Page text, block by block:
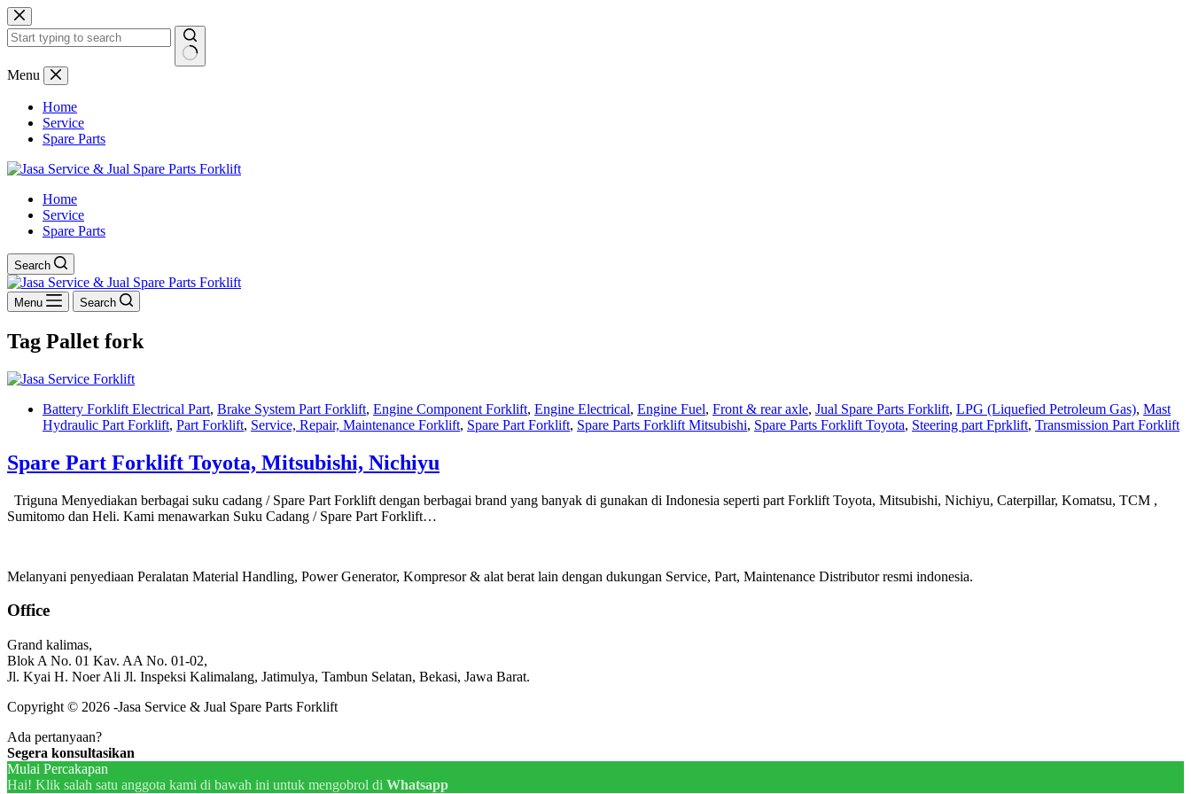
Skip
to
content
No
Menu
Home
Service
Spare Parts
Home
Service
Spare Parts
Search
Menu Search
Tag Pallet fork
Battery Forklift Electrical Part, Brake System Part Forklift, Engine Component Forklift, Engine Electrical, Engine Fuel, Front & rear axle, Jual Spare Parts Forklift, LPG (Liquefied Petroleum Gas), Mast
Hydraulic Part Forklift, Part Forklift, Service, Repair, Maintenance Forklift, Spare Part Forklift, Spare Parts Forklift Mitsubishi, Spare Parts Forklift Toyota, Steering part Fprklift, Transmission Part Forklift
Spare Part Forklift Toyota, Mitsubishi, Nichiyu
Triguna Menyediakan berbagai suku cadang / Spare Part Forklift dengan berbagai brand yang banyak di gunakan di Indonesia seperti part Forklift Toyota, Mitsubishi, Nichiyu, Caterpillar, Komatsu, TCM ,
Sumitomo dan Heli. Kami menawarkan Suku Cadang / Spare Part Forklift…
Melanyani penyediaan Peralatan Material Handling, Power Generator, Kompresor & alat berat lain dengan dukungan Service, Part, Maintenance Distributor resmi indonesia.
Office
Grand kalimas,
Blok A No. 01 Kav. AA No. 01-02,
Jl. Kyai H. Noer Ali Jl. Inspeksi Kalimalang, Jatimulya, Tambun Selatan, Bekasi, Jawa Barat.
Copyright © 2026 -Jasa Service & Jual Spare Parts Forklift
Ada pertanyaan?
Segera konsultasikan
Mulai Percakapan
Hai! Klik salah satu anggota kami di bawah ini untuk mengobrol di Whatsapp